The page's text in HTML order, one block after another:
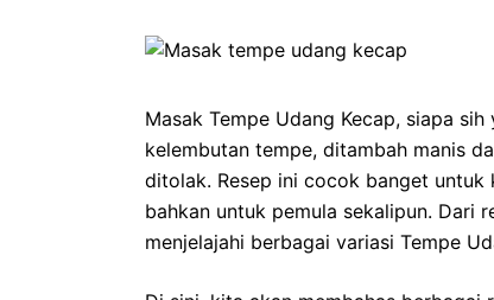
Masak Tempe Udang Kecap, siapa
kelembutan tempe, ditambah manis
ditolak. Resep ini cocok banget
bahkan untuk pemula sekalipun. Dari
menjelajahi berbagai variasi Tempe